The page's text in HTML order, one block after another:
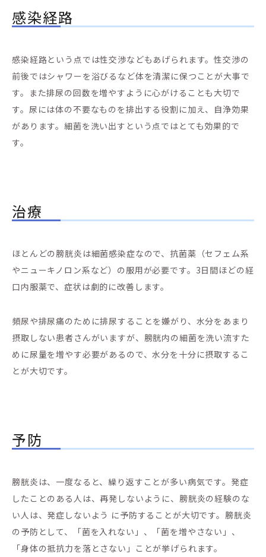
感染経路
感染経路という点では性交渉などもあげられます。性交渉の
前後ではシャワーを浴びるなど体を清潔に保つことが大事で
す。また排尿の回数を増やすように心がけることも大切で
す。尿には体の不要なものを排出する役割に加え、自浄効果
があります。細菌を洗い出すという点ではとても効果的で
す。
治療
ほとんどの膀胱炎は細菌感染症なので、抗菌薬（セフェム系
やニューキノロン系など）の服用が必要です。3日間ほどの経
口内服薬で、症状は劇的に改善します。
頻尿や排尿痛のために排尿することを嫌がり、水分をあまり
摂取しない患者さんがいますが、膀胱内の細菌を洗い流すた
めに尿量を増やす必要があるので、水分を十分に摂取するこ
とが大切です。
予防
膀胱炎は、一度なると、繰り返すことが多い病気です。発症
したことのある人は、再発しないように、膀胱炎の経験のな
い人は、発症しないよう に予防することが大切です。膀胱炎
の予防として、「菌を入れない」、「菌を増やさない」、
「身体の抵抗力を落とさない」ことが挙げられます。